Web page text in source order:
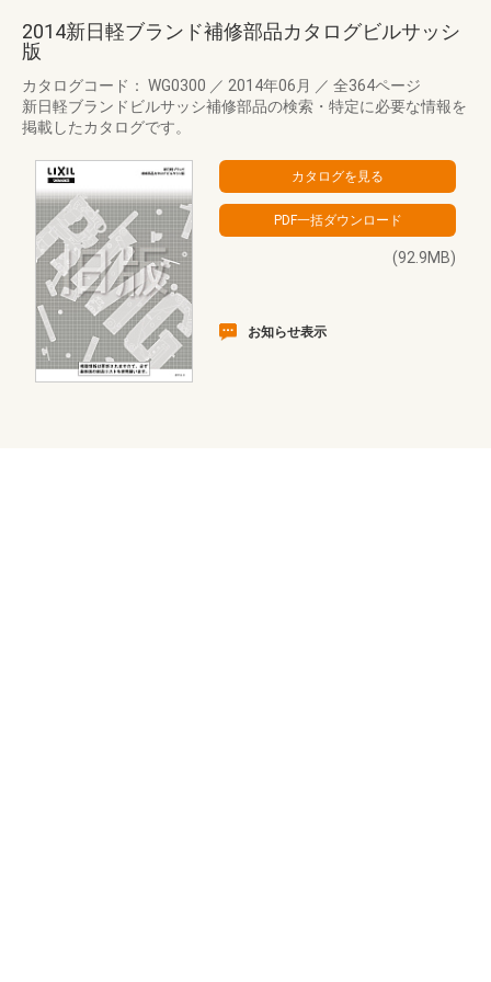
2014新日軽ブランド補修部品カタログビルサッシ
版
カタログコード： WG0300 ／ 2014年06月 ／ 全364ページ
新日軽ブランドビルサッシ補修部品の検索・特定に必要な情報を
掲載したカタログです。
(92.9MB)
お知らせ表示